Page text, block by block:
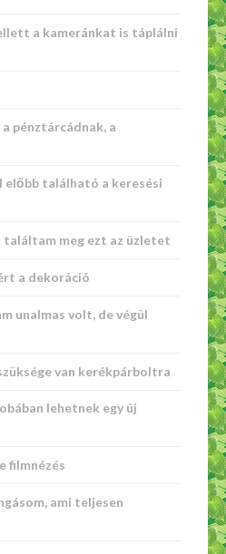
a kameránkat is táplálni
pénztárcádnak, a
előbb található a keresési
találtam meg ezt az üzletet
a dekoráció
unalmas volt, de végül
van kerékpárboltra
lehetnek egy új
filmnézés
ami teljesen